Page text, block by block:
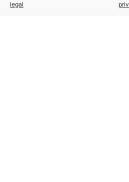
legal